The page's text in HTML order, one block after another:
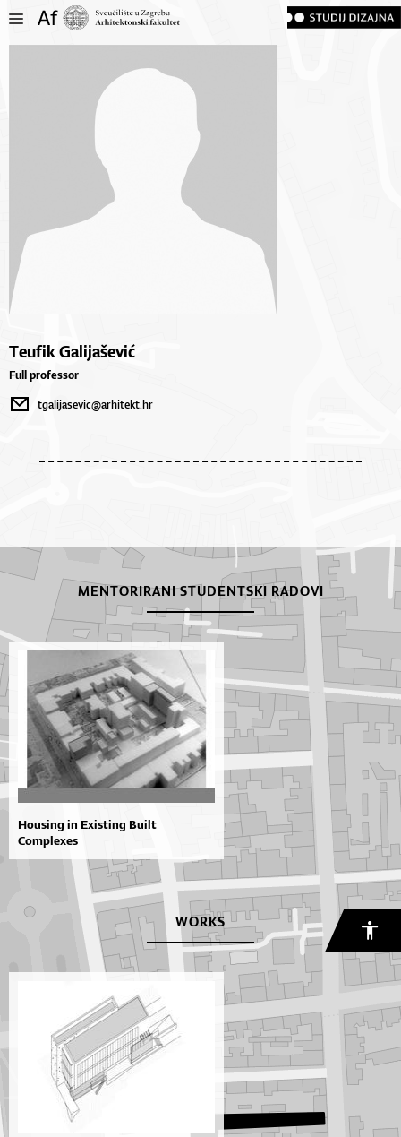
Teufik Galijašević
Full professor
tgalijasevic@arhitekt.hr
MENTORIRANI STUDENTSKI RADOVI
Housing in Existing Built
Complexes
WORKS